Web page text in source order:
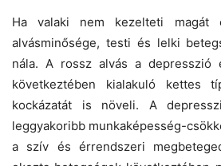
Ha valaki nem kezelteti
alvásminősége, testi és lelki
nála. A rossz alvás a depresszió
következtében kialakuló kettes
kockázatát is növeli. A
leggyakoribb munkaképesség-
a szív és érrendszeri